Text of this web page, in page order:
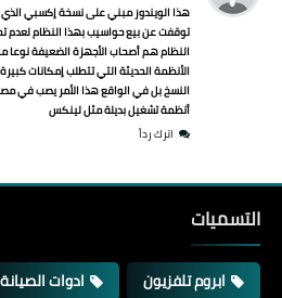
هذا الويندوز مبني على نسخة إكسبي
توقفت عن بيع حواسيب بهذا النظام لعدم
النظام هم أصحاب الأجهزة الضعيفة نوعا
الأنظمة الحديثة التي تتطلب إمكانات
النسخ بل في الواقع هذا الأمر يصب في
أنظمة تشغيل بديلة مثل لينكس
اترك رداً
التسميات
ابروم تلفزيون
ادوات الصيانة